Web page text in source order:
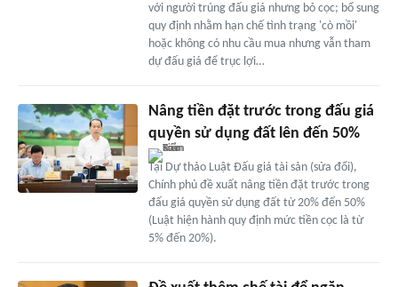
với người trúng đấu giá nhưng bỏ cọc; bổ sung
quy định nhằm hạn chế tình trạng 'cò mồi'
hoặc không có nhu cầu mua nhưng vẫn tham
dự đấu giá để trục lợi…
Nâng tiền đặt trước trong đấu giá
quyền sử dụng đất lên đến 50%
Tại Dự thảo Luật Đấu giá tài sản (sửa đổi),
Chính phủ đề xuất nâng tiền đặt trước trong
đấu giá quyền sử dụng đất từ 20% đến 50%
(Luật hiện hành quy định mức tiền cọc là từ
5% đến 20%).